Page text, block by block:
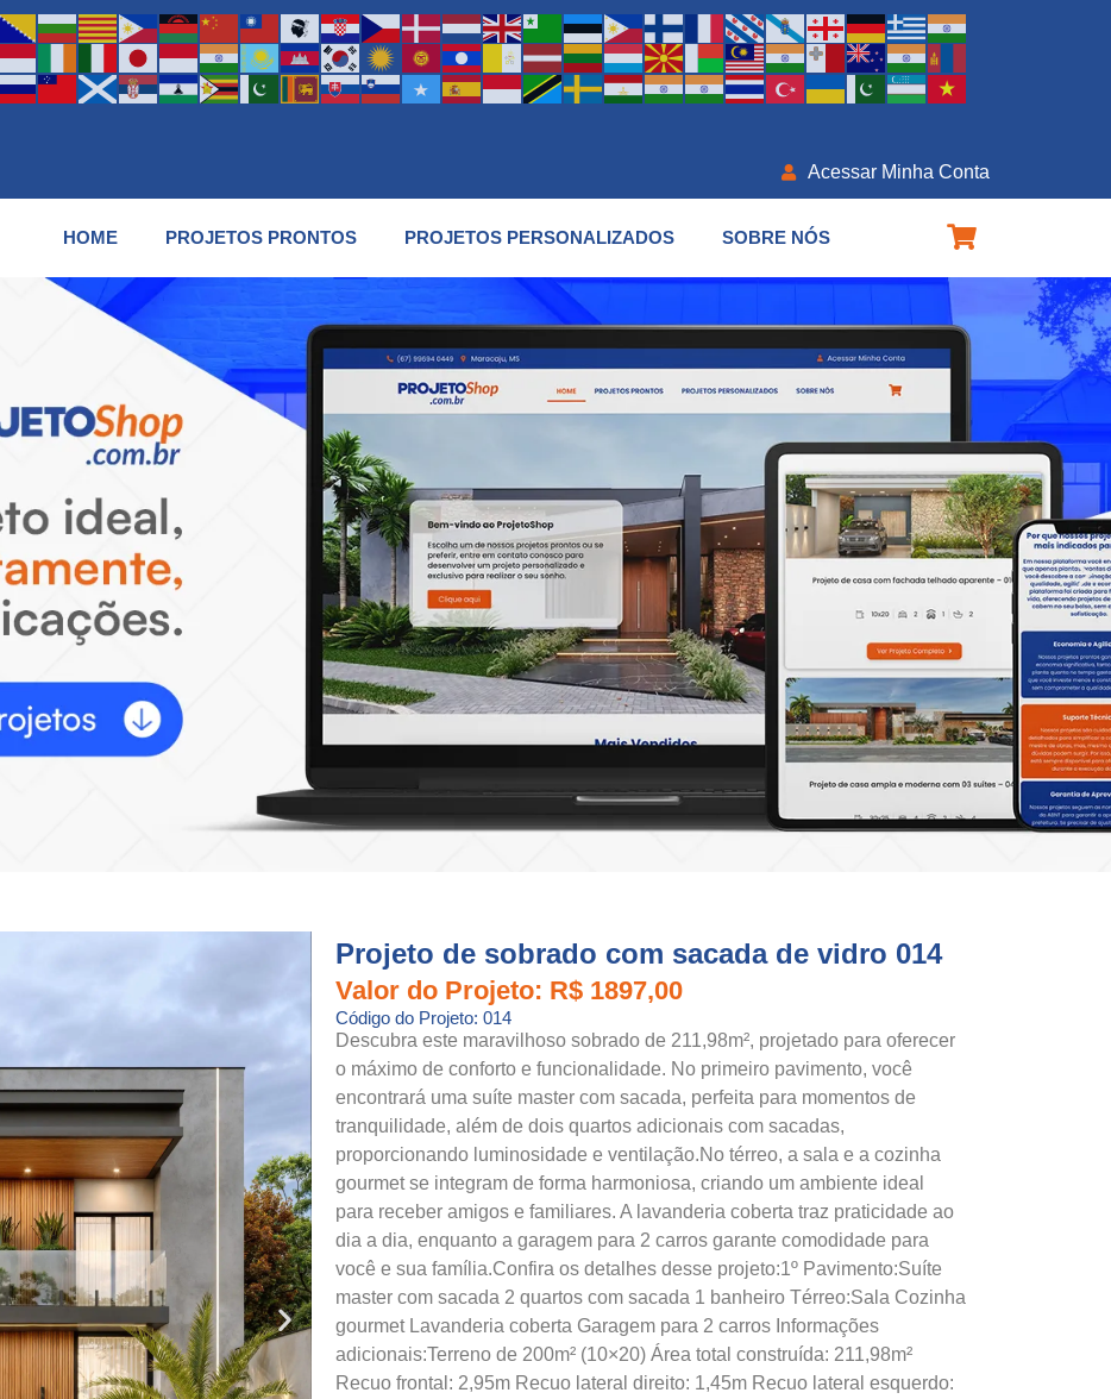
Acessar Minha Conta
HOME PROJETOS PRONTOS PROJETOS PERSONALIZADOS SOBRE NÓS
Projeto de sobrado com sacada de vidro 014
Valor do Projeto: R$ 1897,00
Código do Projeto: 014
Descubra este maravilhoso sobrado de 211,98m², projetado para oferecer
o máximo de conforto e funcionalidade. No primeiro pavimento, você
encontrará uma suíte master com sacada, perfeita para momentos de
tranquilidade, além de dois quartos adicionais com sacadas,
proporcionando luminosidade e ventilação.No térreo, a sala e a cozinha
gourmet se integram de forma harmoniosa, criando um ambiente ideal
para receber amigos e familiares. A lavanderia coberta traz praticidade ao
dia a dia, enquanto a garagem para 2 carros garante comodidade para
você e sua família.Confira os detalhes desse projeto:1º Pavimento:Suíte
master com sacada 2 quartos com sacada 1 banheiro Térreo:Sala Cozinha
gourmet Lavanderia coberta Garagem para 2 carros Informações
adicionais:Terreno de 200m² (10×20) Área total construída: 211,98m²
Recuo frontal: 2,95m Recuo lateral direito: 1,45m Recuo lateral esquerdo: